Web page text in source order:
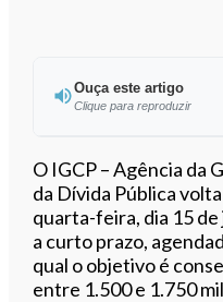
Ouça este artigo
Clique para reproduzir
Ouvir
O IGCP – Agência da
da Dívida Pública
quarta-feira, dia 15
a curto prazo,
qual o objetivo é
entre 1.500 e 1.750